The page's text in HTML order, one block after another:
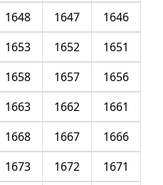
1646
1647
1648
1651
1652
1653
1656
1657
1658
1661
1662
1663
1666
1667
1668
1671
1672
1673